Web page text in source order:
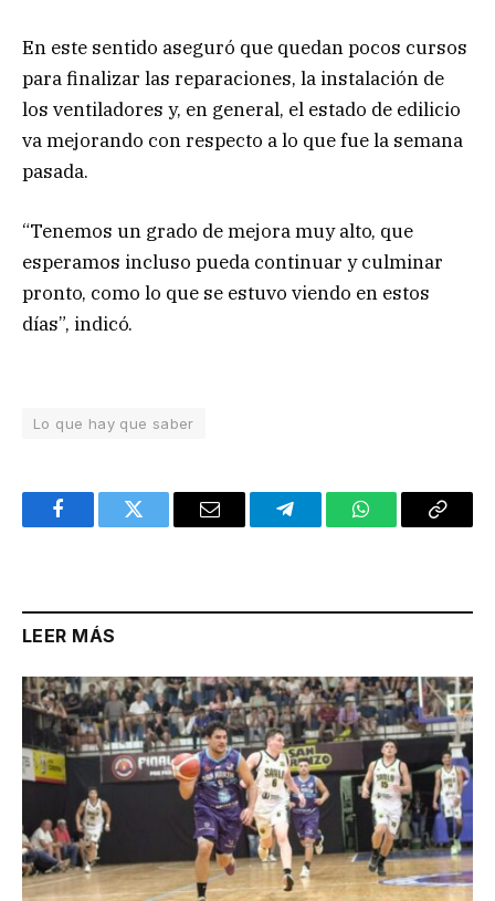
En este sentido aseguró que quedan pocos cursos
para finalizar las reparaciones, la instalación de
los ventiladores y, en general, el estado de edilicio
va mejorando con respecto a lo que fue la semana
pasada.
“Tenemos un grado de mejora muy alto, que
esperamos incluso pueda continuar y culminar
pronto, como lo que se estuvo viendo en estos
días”, indicó.
Lo que hay que saber
FacebookTwitter Email TelegramWhatsAppCopy
LEER MÁS